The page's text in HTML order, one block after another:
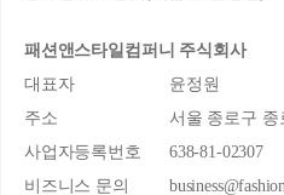
패션앤스타일컴퍼니 주식회사
대표자
윤정원
주소
서울 종로구 종
사업자등록번호
638-81-02307
비즈니스 문의